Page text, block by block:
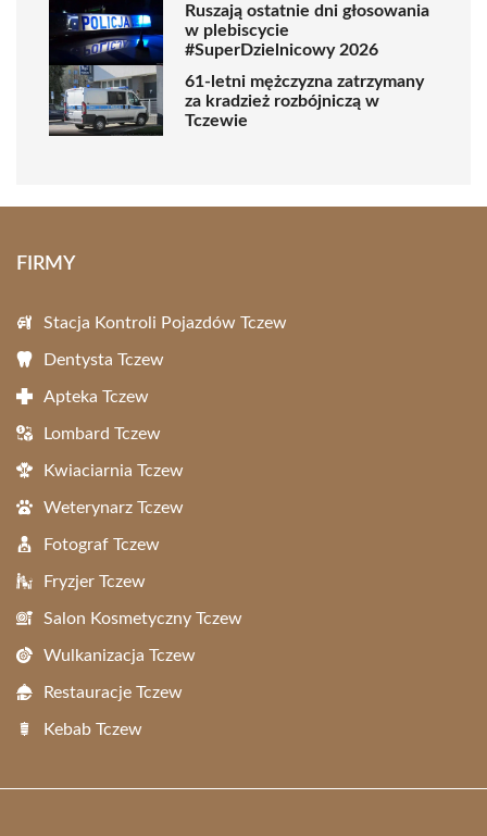
Ruszają ostatnie dni głosowania
w plebiscycie
#SuperDzielnicowy 2026
61-letni mężczyzna zatrzymany
za kradzież rozbójniczą w
Tczewie
FIRMY
Stacja Kontroli Pojazdów Tczew
Dentysta Tczew
Apteka Tczew
Lombard Tczew
Kwiaciarnia Tczew
Weterynarz Tczew
Fotograf Tczew
Fryzjer Tczew
Salon Kosmetyczny Tczew
Wulkanizacja Tczew
Restauracje Tczew
Kebab Tczew